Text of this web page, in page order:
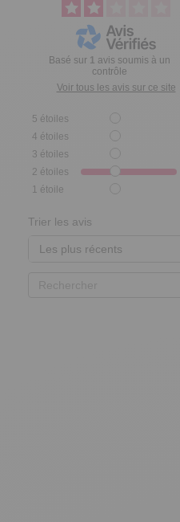
Basé sur 1 avis soumis à un
contrôle
Voir tous les avis sur ce site
5 étoiles
4 étoiles
3 étoiles
2 étoiles
1 étoile
Trier les avis